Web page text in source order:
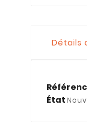
Détails
État